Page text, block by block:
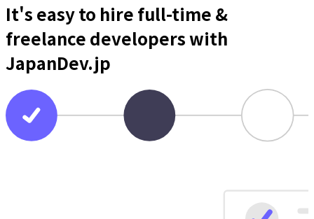
It's easy to hire full-time &
freelance developerswith
JapanDev.jp